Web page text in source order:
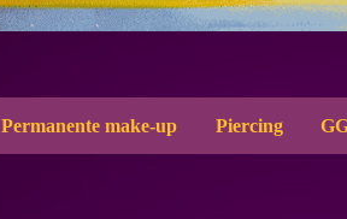
Permanente make-up Piercing